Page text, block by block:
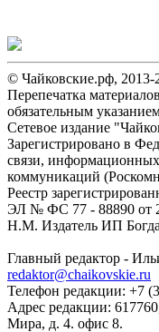
© Чайковские.рф, 2013-
Перепечатка
обязательным
Сетевое издание
Зарегистрировано в
связи,
коммуникаций
Реестр
ЭЛ № ФС 77 - 88890 от
Н.М. Издатель ИП
Главный редактор -
redaktor@chaikovskie.ru
Телефон редакции: +7
Адрес редакции:
Мира, д. 4. офис 8.